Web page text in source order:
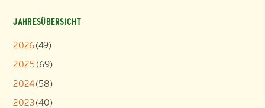
JAHRESÜBERSICHT
2026(49)
2025 (69)
2024(58)
2023(40)